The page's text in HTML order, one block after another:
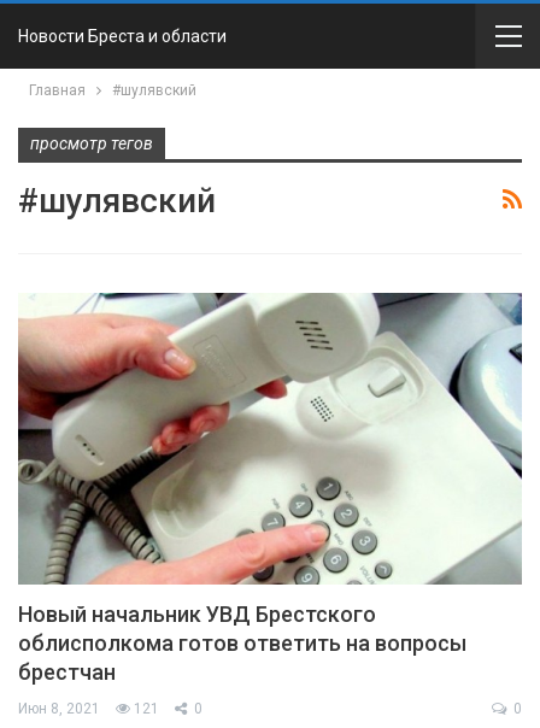
Новости Бреста и области
Главная #шулявский
просмотр тегов
#шулявский
Новый начальник УВД Брестского
облисполкома готов ответить на вопросы
брестчан
Июн 8, 2021 121 0 0